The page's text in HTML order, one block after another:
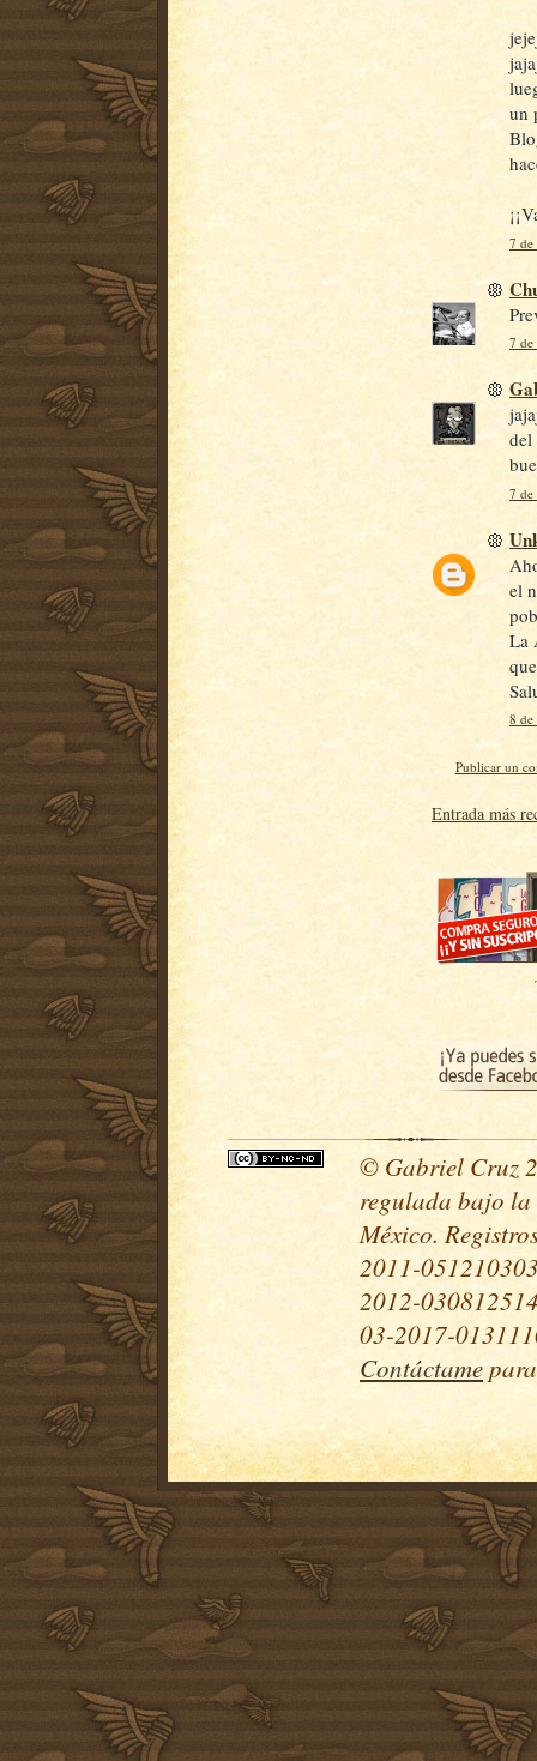
un
7 de
7 de
del
7 de
el
La
8 de
Publicar un
Entrada más
© Gabriel Cruz
regulada bajo la
México.
2011-
2012-
03-2017-
Contáctame